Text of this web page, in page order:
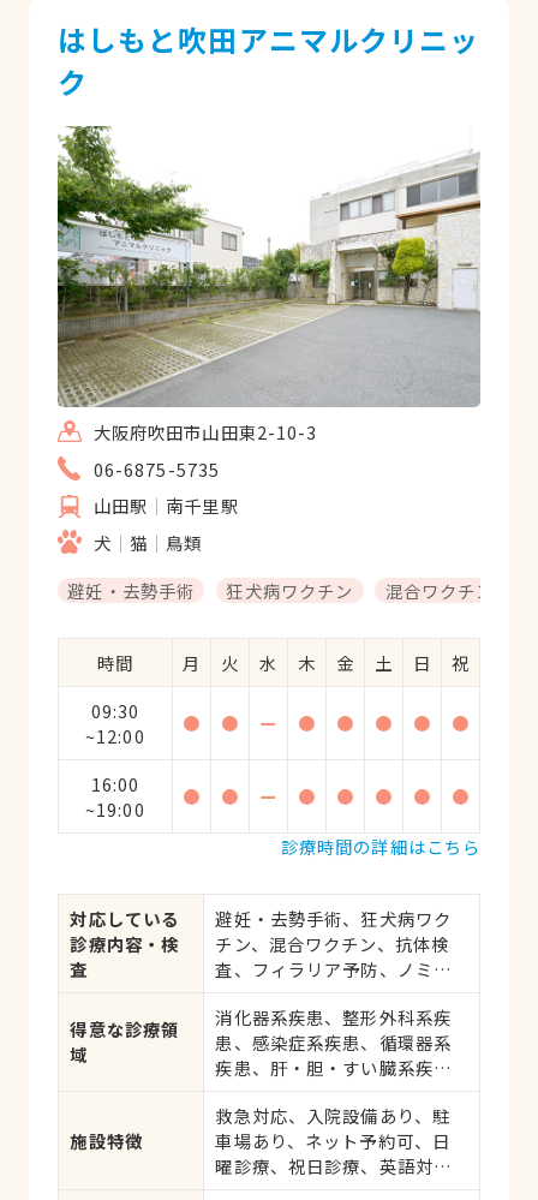
はしもと吹田アニマルクリニッ
ク
大阪府吹田市山田東2-10-3
06-6875-5735
山田駅
南千里駅
犬
猫
鳥類
避妊・去勢手術
狂犬病ワクチン 混合ワクチン
時間 月 火 水 木 金 土 日
祝
09:30
~12:00
● ● ー ● ● ● ● ●
16:00
~19:00
● ● ー ● ● ● ●
●
診療時間の詳細はこちら
対応している
診療内容・検
査
避妊・去勢手術、狂犬病ワク
チン、混合ワクチン、抗体検
査、フィラリア予防、ノミ・
応、健康診断、各種検査、外
科手術
得意な診療領
域
消化器系疾患、整形外科系疾
患、感染症系疾患、循環器系
疾患、肝・胆・すい臓系疾
疾患、皮膚系疾患、呼吸器系
疾患、腎・泌尿器系疾患、腫
瘍・がん
施設特徴
救急対応、入院設備あり、駐
車場あり、ネット予約可、日
曜診療、祝日診療、英語対応